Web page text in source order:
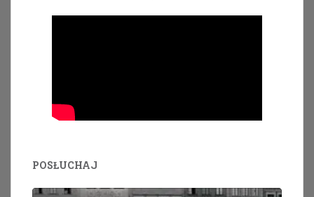
POSŁUCHAJ
Odtwarzacz